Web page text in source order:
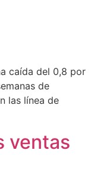
caída del 0,8 por
de
las línea de
ventas